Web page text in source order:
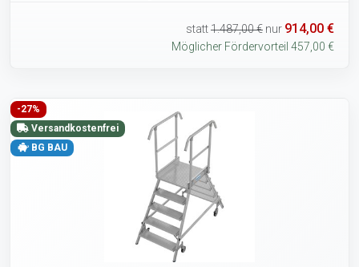
statt1.487,00 € nur 914,00 €
Möglicher Fördervorteil 457,00 €
-27%
Versandkostenfrei
BG BAU